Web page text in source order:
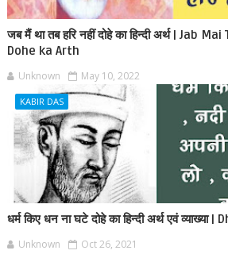
जब मैं था तब हरि नहीं दोहे का हिन्दी अर्थ | Jab
Dohe ka Arth
Unknown May 10, 2022
KABIR DAS
धर्म किए धन ना घटे दोहे का हिन्दी अर्थ एवं
Unknown Oct 26, 2021